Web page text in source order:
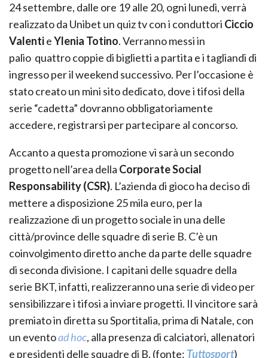
24 settembre, dalle ore 19 alle 20, ogni lunedì, verrà
realizzato da Unibet un quiz tv con i conduttori Ciccio
ValentieYlenia Totino. Verranno messi in
palio quattro coppie di biglietti a partita e i tagliandi di
ingresso per il weekend successivo. Per l’occasione è
stato creato un mini sito dedicato, dove i tifosi della
serie “cadetta” dovranno obbligatoriamente
accedere, registrarsi per partecipare al concorso.
Accanto a questa promozione vi sarà un secondo
progetto nell’area della Corporate Social
Responsability (CSR). L’azienda di gioco ha deciso di
mettere a disposizione 25 mila euro, per la
realizzazione di un progetto sociale in una delle
città/province delle squadre di serie B. C’è un
coinvolgimento diretto anche da parte delle squadre
di seconda divisione. I capitani delle squadre della
serie BKT, infatti, realizzeranno una serie di video per
sensibilizzare i tifosi a inviare progetti. Il vincitore sarà
premiato in diretta su Sportitalia, prima di Natale, con
un eventoad hoc, alla presenza di calciatori, allenatori
e presidenti delle squadre di B. (fonte: Tuttosport)